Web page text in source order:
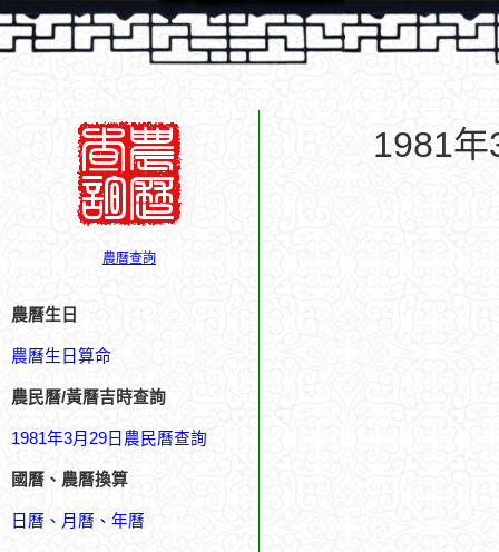
農曆查詢
農曆生日
農曆生日算命
農民曆/黃曆吉時查詢
1981年3月29日農民曆查詢
國曆、農曆換算
日曆、月曆、年曆
1981